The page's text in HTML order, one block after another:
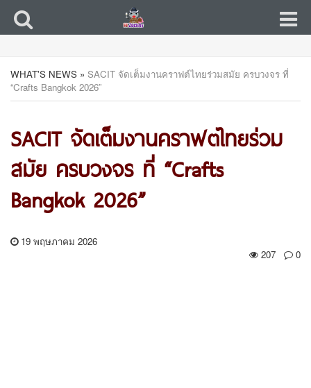
WHAT'S NEWS » SACIT จัดเต็มงานคราฟต์ไทยร่วมสมัย ครบวงจร ที่
“Crafts Bangkok 2026”
SACIT จัดเต็มงานคราฟต์ไทยร่วม
สมัย ครบวงจร ที่ “Crafts
Bangkok 2026”
19 พฤษภาคม 2026
207
0